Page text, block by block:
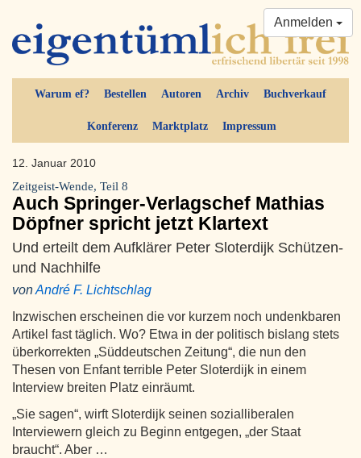
Warum ef? Bestellen Autoren Archiv Buchverkauf
Konferenz Marktplatz Impressum
Anmelden
12. Januar 2010
Zeitgeist-Wende, Teil 8
Auch Springer-Verlagschef Mathias
Döpfner spricht jetzt Klartext
Und erteilt dem Aufklärer Peter Sloterdijk Schützen-
und Nachhilfe
vonAndré F. Lichtschlag
Inzwischen erscheinen die vor kurzem noch undenkbaren
Artikel fast täglich. Wo? Etwa in der politisch bislang stets
überkorrekten „Süddeutschen Zeitung“, die nun den
Thesen von Enfant terrible Peter Sloterdijk in einem
Interview breiten Platz einräumt.
„Sie sagen“, wirft Sloterdijk seinen sozialliberalen
Interviewern gleich zu Beginn entgegen, „der Staat
braucht“. Aber …